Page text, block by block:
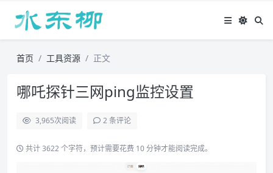
首页 工具资源 正文
哪吒探针三网ping监控设置
3,965次阅读 2 条评论
共计 3622 个字符，预计需要花费 10 分钟才能阅读完成。